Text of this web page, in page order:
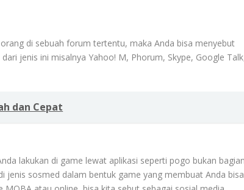
di sebuah forum tertentu, maka Anda bisa menyebut
jenis ini misalnya Yahoo! M, Phorum, Skype, Google
dan Cepat
lakukan di game lewat aplikasi seperti pogo bukan
jenis sosmed dalam bentuk game yang membuat Anda bisa